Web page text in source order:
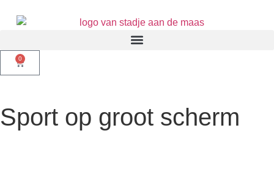
0
Sport op groot scherm